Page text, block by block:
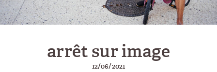
arrêt sur image
12/06/2021